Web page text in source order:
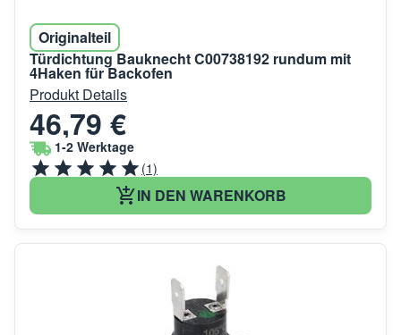
Originalteil
Türdichtung Bauknecht C00738192 rundum mit
4Haken für Backofen
Produkt Details
46,79 €
1-2 Werktage
(1)
IN DEN WARENKORB